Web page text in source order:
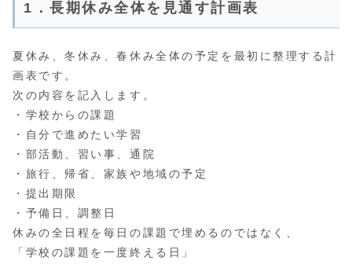
1．長期休み全体を見通す計画表
夏休み、冬休み、春休み全体の予定を最初に整理する計
画表です。
次の内容を記入します。
・学校からの課題
・自分で進めたい学習
・部活動、習い事、通院
・旅行、帰省、家族や地域の予定
・提出期限
・予備日、調整日
休みの全日程を毎日の課題で埋めるのではなく、
「学校の課題を一度終える日」